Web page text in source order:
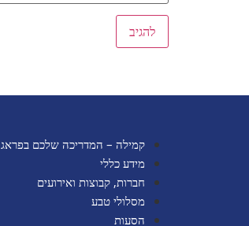
קמילה – המדריכה שלכם בפראג
מידע כללי
חברות, קבוצות ואירועים
מסלולי טבע
הסעות